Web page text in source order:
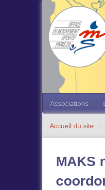
Associations
Accueil du site >
MAKS